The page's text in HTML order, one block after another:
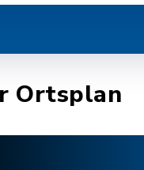
Ortsplan